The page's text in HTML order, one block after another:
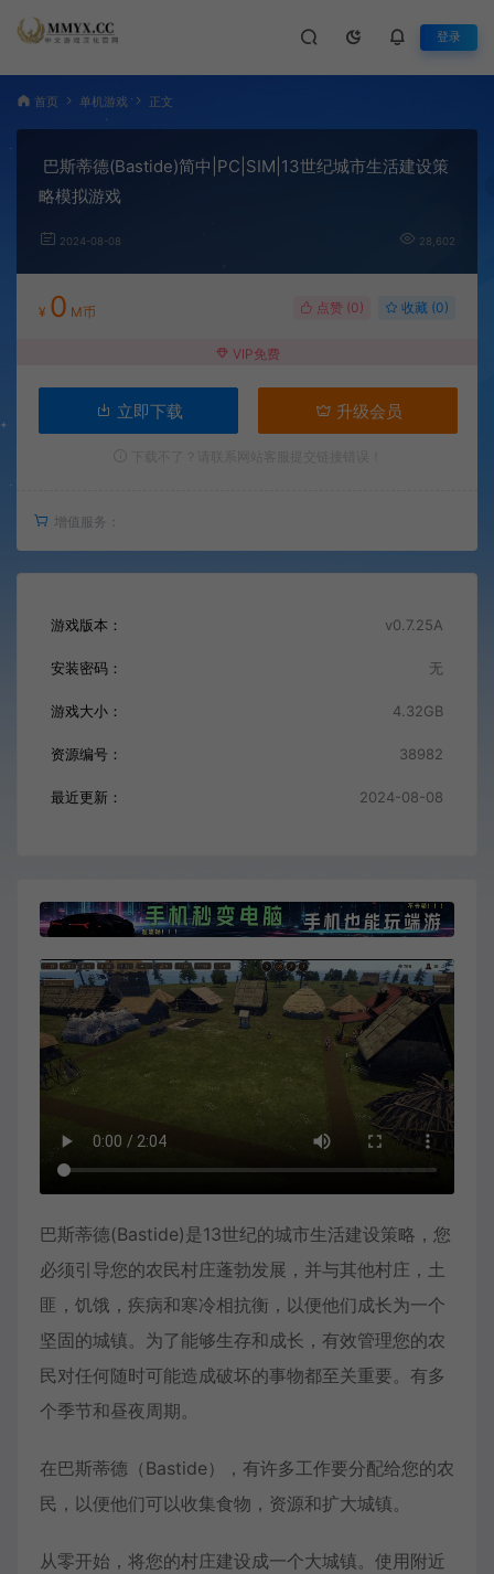
登录
首页 单机游戏 正文
巴斯蒂德(Bastide)简中|PC|SIM|13世纪城市生活建设策
略模拟游戏
2024-08-08 28,602
¥ 0 M币 点赞 (0) 收藏 (0)
VIP免费
立即下载 升级会员
增值服务：
游戏版本： v0.7.25A
安装密码： 无
游戏大小： 4.32GB
资源编号： 38982
最近更新： 2024-08-08
巴斯蒂德(Bastide)是13世纪的城市生活建设策略，您
必须引导您的农民村庄蓬勃发展，并与其他村庄，土
匪，饥饿，疾病和寒冷相抗衡，以便他们成长为一个
坚固的城镇。为了能够生存和成长，有效管理您的农
民对任何随时可能造成破坏的事物都至关重要。有多
个季节和昼夜周期。
在巴斯蒂德（Bastide），有许多工作要分配给您的农
民，以便他们可以收集食物，资源和扩大城镇。
从零开始，将您的村庄建设成一个大城镇。使用附近